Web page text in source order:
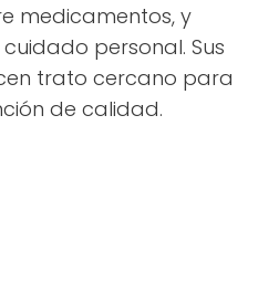
medicamentos, y
personal. Sus
trato cercano para
de calidad.